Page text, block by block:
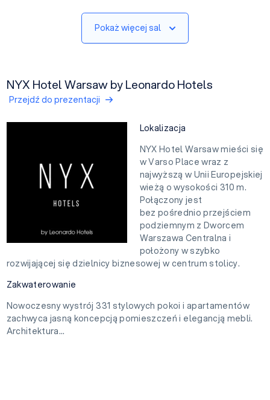
Pokaż więcej sal
NYX Hotel Warsaw by Leonardo Hotels
Przejdź do prezentacji
Lokalizacja
NYX Hotel Warsaw mieści się
w Varso Place wraz z
najwyższą w Unii Europejskiej
wieżą o wysokości 310 m.
Połączony jest
bez pośrednio przejściem
podziemnym z Dworcem
Warszawa Centralna i
położony w szybko
rozwijającej się dzielnicy biznesowej w centrum stolicy.
Zakwaterowanie
Nowoczesny wystrój 331 stylowych pokoi i apartamentów
zachwyca jasną koncepcją pomieszczeń i elegancją mebli.
Architektura...